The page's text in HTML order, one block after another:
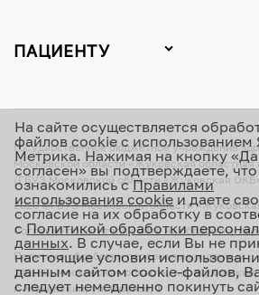
ПАЦИЕНТУ
Государственное бюджетное учреждение
Московской области «Жуковская областная
(ГБУЗ Московской области «Жуковская
2026 ©ГБУЗ Московской области
Согласие посетителя сайта на обработку
Политика обработки персональных данных
140180, Московская область, г.о. Жуковский,
г. Жуковский, ул. Фрунзе, 1
На сайте осуществляется
файлов cookie с использованием
Метрика. Нажимая на кнопку
согласен» вы подтверждаете, что
ознакомились сПравилами
использования cookie и даете
согласие на их обработку в
сПолитикой обработки
данных. В случае, если Вы не
настоящие условия
данным сайтом cookie-файлов,
следует немедленно покинуть